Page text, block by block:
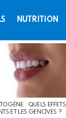
NUTRITION
: QUELS EFFETS
ET LES GENCIVES ?